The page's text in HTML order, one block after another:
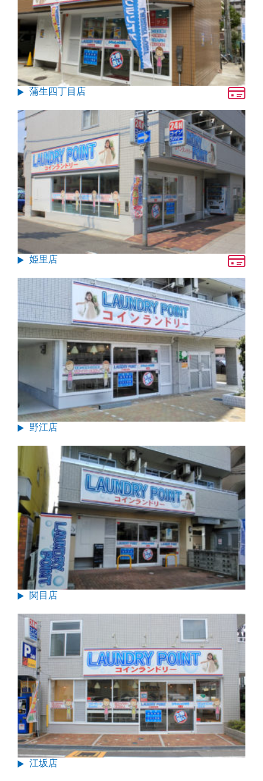
蒲生四丁目店
姫里店
野江店
関目店
江坂店